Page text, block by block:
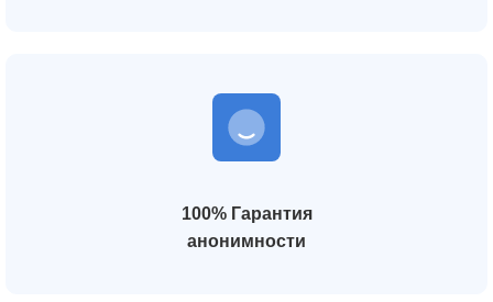
100% Гарантия
анонимности